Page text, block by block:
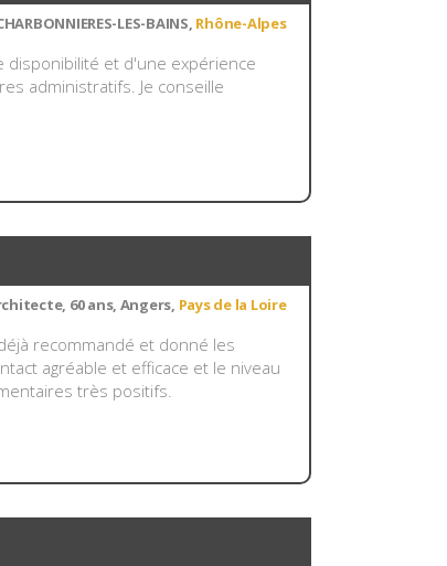
LES-BAINS, Rhône-Alpes
disponibilité et d'une expérience
administratifs. Je conseille
60 ans, Angers, Pays de la Loire
recommandé et donné les
agréable et efficace et le niveau
très positifs.